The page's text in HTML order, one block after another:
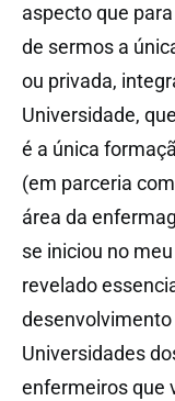
aspecto que
de sermos a
ou privada,
Universidade,
é a única
(em parceria
área da
se iniciou no
revelado
Universidades
enfermeiros que